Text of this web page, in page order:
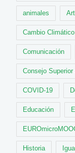
animales
Cambio Climático
Comunicación
Consejo
COVID-19
Educación
Historia